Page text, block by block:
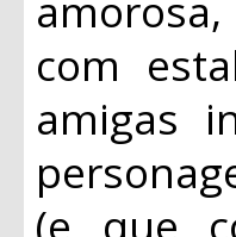
com
amigas
(e que